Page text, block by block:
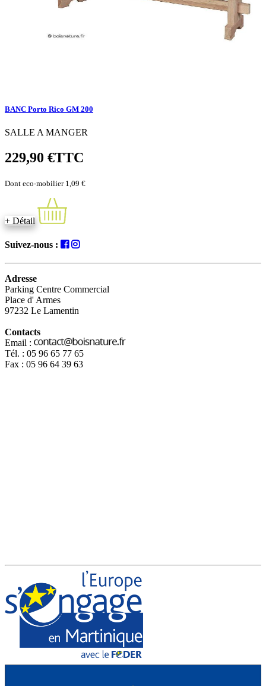
BANC Porto Rico GM 200
SALLE A MANGER
229,90 €TTC
Dont eco-mobilier 1,09 €
+ Détail
Suivez-nous :
Adresse
Parking Centre Commercial
Place d' Armes
97232 Le Lamentin
Contacts
Email :
Tél. : 05 96 65 77 65
Fax : 05 96 64 39 63